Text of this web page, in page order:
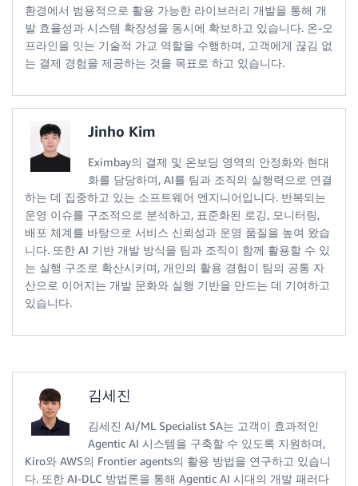
환경에서 범용적으로 활용 가능한 라이브러리 개발을 통해 개
발 효율성과 시스템 확장성을 동시에 확보하고 있습니다. 온-오
프라인을 잇는 기술적 가교 역할을 수행하며, 고객에게 끊김 없
는 결제 경험을 제공하는 것을 목표로 하고 있습니다.
Jinho Kim
Eximbay의 결제 및 온보딩 영역의 안정화와 현대
화를 담당하며, AI를 팀과 조직의 실행력으로 연결
하는 데 집중하고 있는 소프트웨어 엔지니어입니다. 반복되는
운영 이슈를 구조적으로 분석하고, 표준화된 로깅, 모니터링,
배포 체계를 바탕으로 서비스 신뢰성과 운영 품질을 높여 왔습
니다. 또한 AI 기반 개발 방식을 팀과 조직이 함께 활용할 수 있
는 실행 구조로 확산시키며, 개인의 활용 경험이 팀의 공통 자
산으로 이어지는 개발 문화와 실행 기반을 만드는 데 기여하고
있습니다.
김세진
김세진 AI/ML Specialist SA는 고객이 효과적인
Agentic AI 시스템을 구축할 수 있도록 지원하며,
Kiro와 AWS의 Frontier agents의 활용 방법을 연구하고 있습니
다. 또한 AI-DLC 방법론을 통해 Agentic AI 시대의 개발 패러다